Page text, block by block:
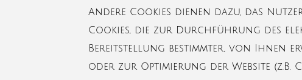
Andere Cookies dienen dazu, das
Cookies, die zur Durchführung des
Bereitstellung bestimmter, von Ihnen
oder zur Optimierung der Website